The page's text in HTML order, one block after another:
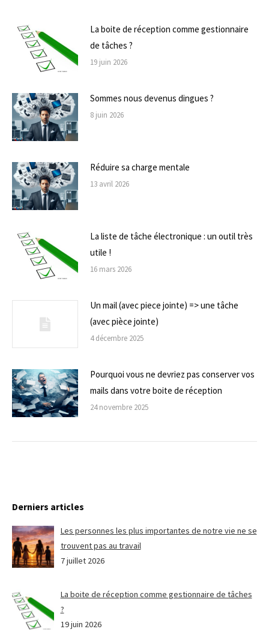
La boite de réception comme gestionnaire
de tâches ?
19 juin 2026
Sommes nous devenus dingues ?
8 juin 2026
Réduire sa charge mentale
13 avril 2026
La liste de tâche électronique : un outil très
utile !
16 mars 2026
Un mail (avec piece jointe) => une tâche
(avec pièce jointe)
4 décembre 2025
Pourquoi vous ne devriez pas conserver vos
mails dans votre boite de réception
24 novembre 2025
Derniers articles
Les personnes les plus importantes de notre vie ne se
trouvent pas au travail
7 juillet 2026
La boite de réception comme gestionnaire de tâches
?
19 juin 2026